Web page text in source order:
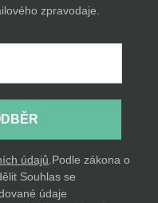
zpravodaje.
údajů Podle zákona o
Souhlas se
údaje